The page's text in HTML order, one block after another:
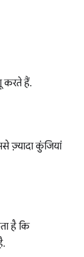
करते हैं.
ज़्यादा कुंजियां
है कि